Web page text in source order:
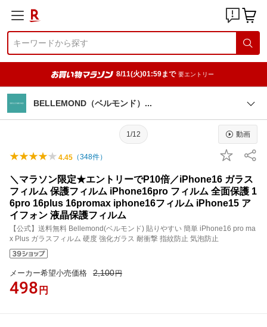
8/11(火)01:59まで 要エントリー
BELLEMOND（ベルモンド）
1/12 動画
4.45 （348件）
＼マラソン限定★エントリーでP10倍／iPhone16 ガラス
フィルム 保護フィルム iPhone16pro フィルム 全面保護 1
6pro 16plus 16promax iphone16フィルム iPhone15 ア
イフォン 液晶保護フィルム
【公式】送料無料 Bellemond(ベルモンド) 貼りやすい 簡単 iPhone16 pro ma
x Plus ガラスフィルム 硬度 強化ガラス 耐衝撃 指紋防止 気泡防止
メーカー希望小売価格 2,100円
498 円